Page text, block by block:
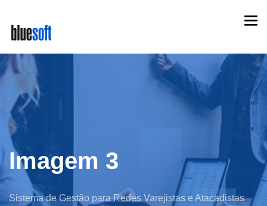
main
content
Imagem 3
Sistema de Gestão para Redes Varejistas e Atacadistas